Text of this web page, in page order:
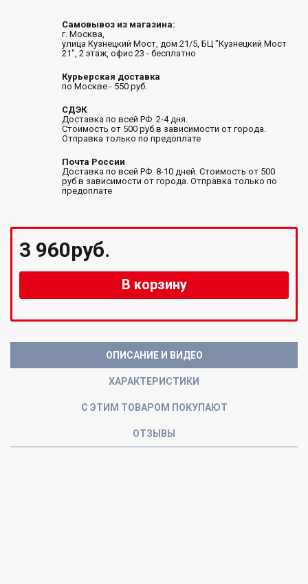
Самовывоз из магазина:
г. Москва,
улица Кузнецкий Мост, дом 21/5, БЦ "Кузнецкий Мост
21", 2 этаж, офис 23 - бесплатно
Курьерская доставка
по Москве - 550 руб.
СДЭК
Доставка по всей РФ. 2-4 дня.
Стоимость от 500 руб в зависимости от города.
Отправка только по предоплате
Почта России
Доставка по всей РФ. 8-10 дней. Стоимость от 500
руб в зависимости от города. Отправка только по
предоплате
3 960руб.
В корзину
ОПИСАНИЕ И ВИДЕО
ХАРАКТЕРИСТИКИ
С ЭТИМ ТОВАРОМ ПОКУПАЮТ
ОТЗЫВЫ